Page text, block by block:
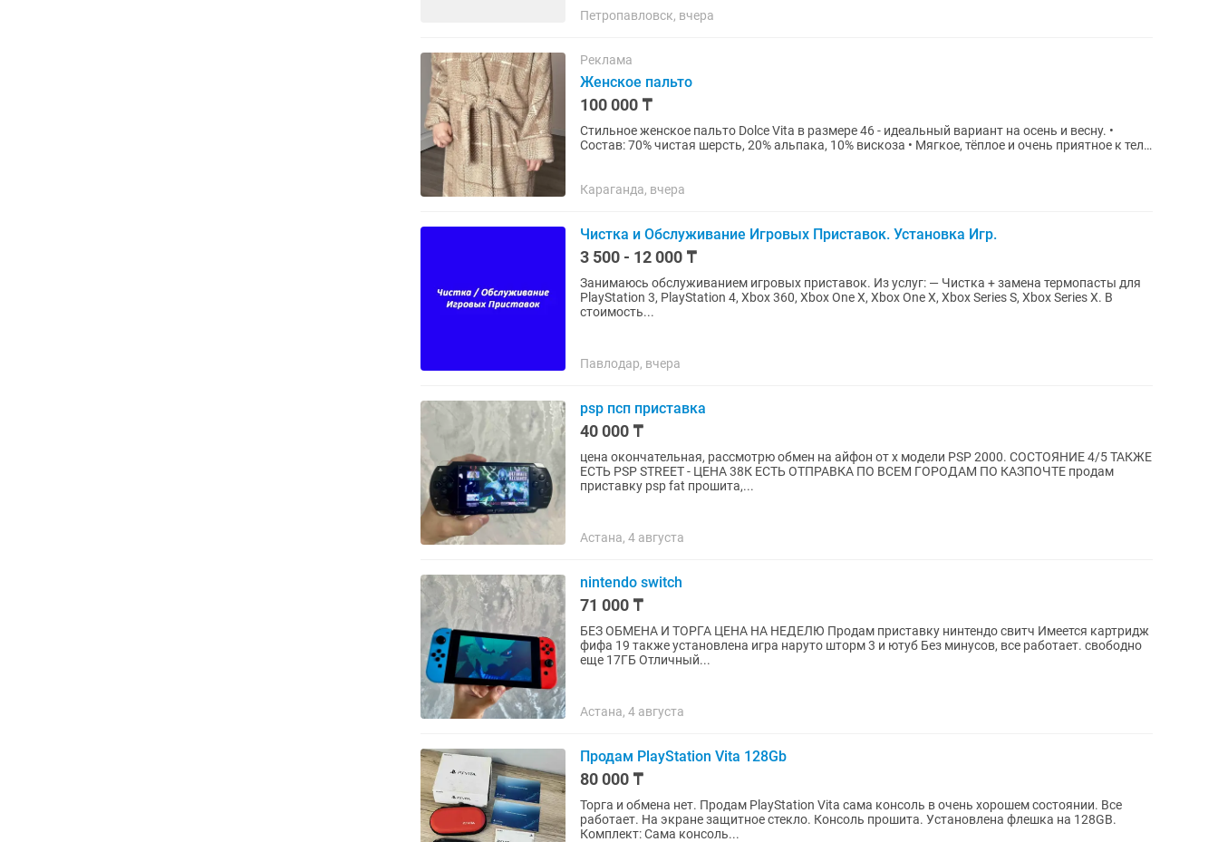
Петропавловск, вчера
Реклама
Женское пальто
100 000 ₸
Стильное женское пальто Dolce Vita в размере 46 - идеальный вариант на осень и весну. •
Состав: 70% чистая шерсть, 20% альпака, 10% вискоза • Мягкое, тёплое и очень приятное к телу
Караганда, вчера
Чистка и Обслуживание Игровых Приставок. Установка Игр.
3 500 - 12 000 ₸
Занимаюсь обслуживанием игровых приставок. Из услуг: — Чистка + замена термопасты для
PlayStation 3, PlayStation 4, Xbox 360, Xbox One X, Xbox One X, Xbox Series S, Xbox Series X. В
стоимость...
Павлодар, вчера
psp псп приставка
40 000 ₸
цена окончательная, рассмотрю обмен на айфон от х модели PSP 2000. СОСТОЯНИЕ 4/5 ТАКЖЕ
ЕСТЬ PSP STREET - ЦЕНА 38К ЕСТЬ ОТПРАВКА ПО ВСЕМ ГОРОДАМ ПО КАЗПОЧТЕ продам
приставку psp fat прошита,...
Астана, 4 августа
nintendo switch
71 000 ₸
БЕЗ ОБМЕНА И ТОРГА ЦЕНА НА НЕДЕЛЮ Продам приставку нинтендо свитч Имеется картридж
фифа 19 также установлена игра наруто шторм 3 и ютуб Без минусов, все работает. свободно
еще 17ГБ Отличный...
Астана, 4 августа
Продам PlayStation Vita 128Gb
80 000 ₸
Торга и обмена нет. Продам PlayStation Vita сама консоль в очень хорошем состоянии. Все
работает. На экране защитное стекло. Консоль прошита. Установлена флешка на 128GB.
Комплект: Сама консоль...